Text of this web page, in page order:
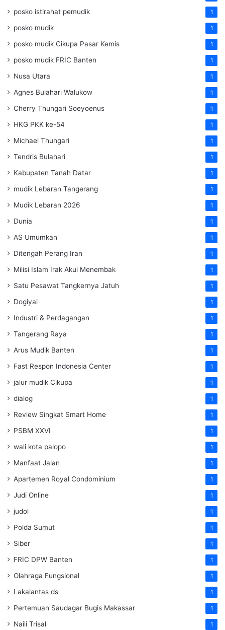
posko istirahat pemudik 1
posko mudik 1
posko mudik Cikupa Pasar Kemis 1
posko mudik FRIC Banten 1
Nusa Utara 1
Agnes Bulahari Walukow 1
Cherry Thungari Soeyoenus 1
HKG PKK ke-54 1
Michael Thungari 1
Tendris Bulahari 1
Kabupaten Tanah Datar 1
mudik Lebaran Tangerang 1
Mudik Lebaran 2026 1
Dunia 1
AS Umumkan 1
Ditengah Perang Iran 1
Milisi Islam Irak Akui Menembak 1
Satu Pesawat Tangkernya Jatuh 1
Dogiyai 1
Industri & Perdagangan 1
Tangerang Raya 1
Arus Mudik Banten 1
Fast Respon Indonesia Center 1
jalur mudik Cikupa 1
dialog 1
Review Singkat Smart Home 1
PSBM XXVI 1
wali kota palopo 1
Manfaat Jalan 1
Apartemen Royal Condominium 1
Judi Online 1
judol 1
Polda Sumut 1
Siber 1
FRIC DPW Banten 1
Olahraga Fungsional 1
Lakalantas ds 1
Pertemuan Saudagar Bugis Makassar 1
Naili Trisal 1